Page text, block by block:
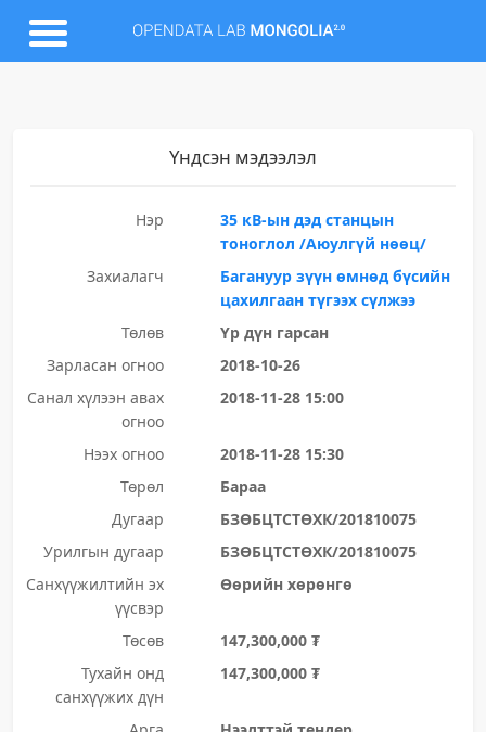
Үндсэн мэдээлэл
Нэр
35 кВ-ын дэд станцын
тоноглол /Аюулгүй нөөц/
Захиалагч
Багануур зүүн өмнөд бүсийн
цахилгаан түгээх сүлжээ
Төлөв
Үр дүн гарсан
Зарласан огноо
2018-10-26
Санал хүлээн авах
огноо
2018-11-28 15:00
Нээх огноо
2018-11-28 15:30
Төрөл
Бараа
Дугаар
БЗӨБЦТСТӨХК/201810075
Урилгын дугаар
БЗӨБЦТСТӨХК/201810075
Санхүүжилтийн эх
үүсвэр
Өөрийн хөрөнгө
Төсөв
147,300,000 ₮
Тухайн онд
санхүүжих дүн
147,300,000 ₮